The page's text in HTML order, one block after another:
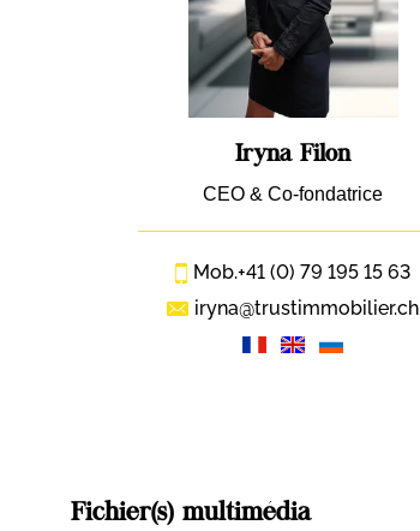
Iryna Filon
CEO & Co-fondatrice
Mob.+41 (0) 79 195 15 63
iryna@trustimmobilier.ch
Fichier(s) multimédia